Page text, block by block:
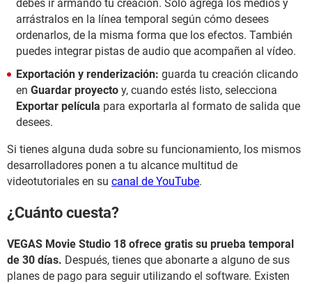
debes ir armando tu creación. Solo agrega los medios y
arrástralos en la línea temporal según cómo desees
ordenarlos, de la misma forma que los efectos. También
puedes integrar pistas de audio que acompañen al vídeo.
Exportación y renderización: guarda tu creación clicando
en Guardar proyecto y, cuando estés listo, selecciona
Exportar película para exportarla al formato de salida que
desees.
Si tienes alguna duda sobre su funcionamiento, los mismos
desarrolladores ponen a tu alcance multitud de
videotutoriales en su canal de YouTube.
¿Cuánto cuesta?
VEGAS Movie Studio 18 ofrece gratis su prueba temporal
de 30 días. Después, tienes que abonarte a alguno de sus
planes de pago para seguir utilizando el software. Existen